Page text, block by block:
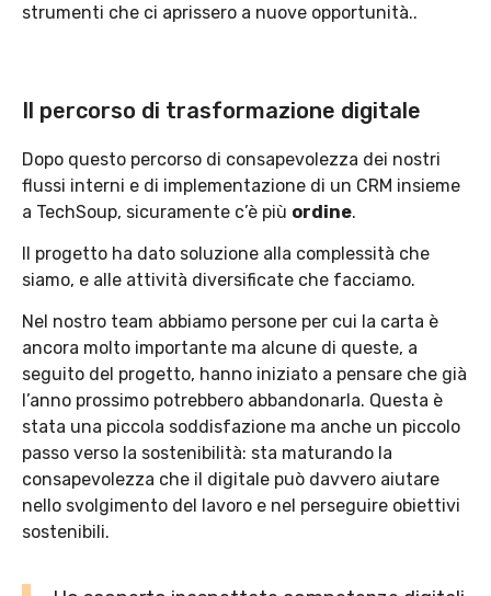
strumenti che ci aprissero a nuove opportunità..
Il percorso di trasformazione digitale
Dopo questo percorso di consapevolezza dei nostri
flussi interni e di implementazione di un CRM insieme
a TechSoup, sicuramente c’è più ordine.
Il progetto ha dato soluzione alla complessità che
siamo, e alle attività diversificate che facciamo.
Nel nostro team abbiamo persone per cui la carta è
ancora molto importante ma alcune di queste, a
seguito del progetto, hanno iniziato a pensare che già
l’anno prossimo potrebbero abbandonarla. Questa è
stata una piccola soddisfazione ma anche un piccolo
passo verso la sostenibilità: sta maturando la
consapevolezza che il digitale può davvero aiutare
nello svolgimento del lavoro e nel perseguire obiettivi
sostenibili.